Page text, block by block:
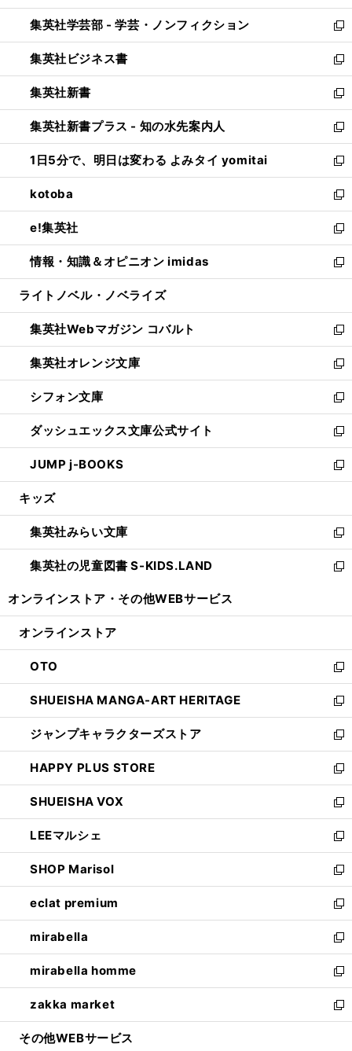
開
く
ウ
で
開
く
ン
ド
ウ
で
開
く
ウ
ィ
ン
ド
ウ
で
開
く
集英社学芸部 - 学芸・ノンフィクション
新
し
い
ウ
ィ
ン
ド
ウ
で
開
く
集英社ビジネス書
新
し
い
ウ
ィ
ン
ド
ウ
で
開
く
集英社新書
新
し
い
ウ
ィ
ン
ド
ウ
で
開
く
集英社新書プラス - 知の水先案内人
新
し
い
ウ
ィ
ン
ド
ウ
で
開
1日5分で、明日は変わる よみタイ yomitai
新
し
い
ウ
ィ
ン
ド
ウ
開
く
kotoba
新
し
い
ウ
ィ
ン
ウ
で
開
く
e!集英社
新
し
い
ウ
ン
ド
ウ
で
開
く
情報・知識＆オピニオン imidas
新
し
ウ
ィ
ン
ド
ウ
で
開
く
ライトノベル・ノベライズ
集英社Webマガジン コバルト
新
し
い
ウ
ィ
ン
ド
ウ
で
開
集英社オレンジ文庫
新
し
い
ウ
ィ
ン
ド
ウ
開
く
シフォン文庫
新
し
い
ウ
ィ
ン
ウ
で
開
く
ダッシュエックス文庫公式サイト
新
し
い
ウ
ン
ド
ウ
で
JUMP j-BOOKS
新
し
ウ
ィ
ン
ド
開
キッズ
集英社みらい文庫
新
し
い
ン
ウ
で
開
く
集英社の児童図書 S-KIDS.LAND
新
ウ
ン
ド
ウ
で
開
く
オンラインストア・ その他WEBサービス
オンラインストア
OTO
新
し
い
ウ
ィ
ン
ド
ウ
で
開
く
SHUEISHA MANGA-ART HERITAGE
新
し
い
ウ
ィ
ン
ド
ウ
で
開
く
ジャンプキャラクターズストア
新
し
い
ウ
ィ
ン
ド
ウ
で
開
く
HAPPY PLUS STORE
新
し
い
ウ
ィ
ン
ド
ウ
で
開
く
SHUEISHA VOX
新
し
い
ウ
ィ
ン
ド
ウ
で
開
く
LEEマルシェ
新
し
い
ウ
ィ
ン
ド
ウ
で
開
く
SHOP Marisol
新
し
い
ウ
ィ
ン
ド
ウ
で
開
eclat premium
新
し
い
ウ
ィ
ン
ド
ウ
mirabella
新
し
い
ウ
ィ
ン
mirabella homme
新
し
い
ウ
zakka market
新
し
その他WEBサービス